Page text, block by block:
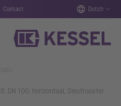
Contact Dutch
DN 100, horizontaal, Sleufrooster